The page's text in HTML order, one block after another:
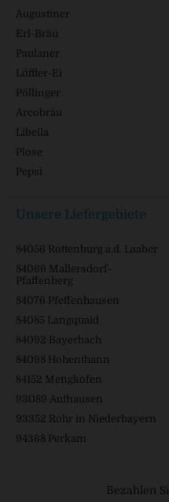
Augustiner
Erl-Bräu
Paulaner
Löffler-Ei
Pöllinger
Arcobräu
Libella
Plose
Pepsi
Unsere Liefergebiete
84056 Rottenburg a.d. Laaber
84066 Mallersdorf-
Pfaffenberg
84076 Pfeffenhausen
84085 Langquaid
84092 Bayerbach
84098 Hohenthann
84152 Mengkofen
93089 Aufhausen
93352 Rohr in Niederbayern
94368 Perkam
Bezahlen